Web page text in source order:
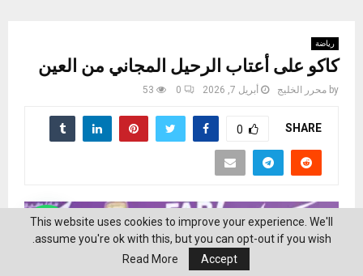
رياضة
كاكو على أعتاب الرحيل المجاني من العين
by محرر الخليج أبريل 7, 2026 0
53
SHARE
0
This website uses cookies to improve your experience. We'll
assume you're ok with this, but you can opt-out if you wish.
Accept
Read More